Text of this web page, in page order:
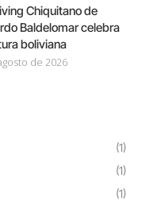
Chiquitano de
Baldelomar celebra
boliviana
de 2026
(1)
(1)
(1)